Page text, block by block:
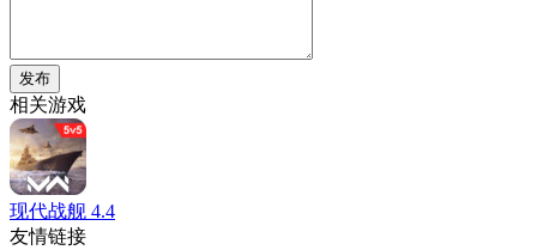
发布
相关游戏
现代战舰 4.4
友情链接